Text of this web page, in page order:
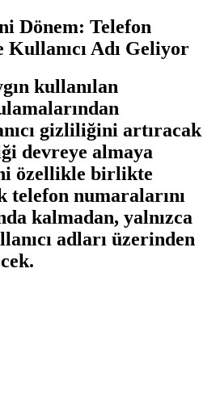
Dönem: Telefon
Kullanıcı Adı Geliyor
kullanılan
gizliliğini artıracak
devreye almaya
özellikle birlikte
telefon numaralarını
kalmadan, yalnızca
adları üzerinden